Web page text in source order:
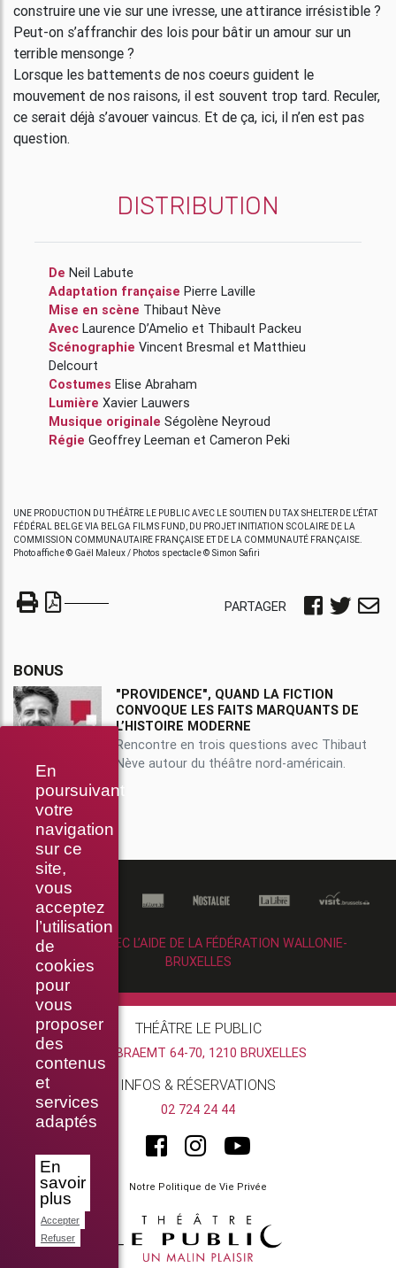
En
poursuivant
votre
navigation
sur ce
site,
vous
acceptez
l’utilisation
de
cookies
pour
vous
proposer
des
contenus
et
services
adaptés
En
savoir
plus
Accepter
Refuser
construire une vie sur une ivresse, une attirance irrésistible ?
Peut-on s’affranchir des lois pour bâtir un amour sur un
terrible mensonge ?
Lorsque les battements de nos coeurs guident le
mouvement de nos raisons, il est souvent trop tard. Reculer,
ce serait déjà s’avouer vaincus. Et de ça, ici, il n’en est pas
question.
DISTRIBUTION
De Neil Labute
Adaptation française Pierre Laville
Mise en scène
Thibaut Nève
Avec
Laurence D’Amelio et Thibault Packeu
Scénographie Vincent Bresmal et Matthieu
Delcourt
Costumes Elise Abraham
Lumière Xavier Lauwers
Musique originale Ségolène Neyroud
Régie Geoffrey Leeman et Cameron Peki
UNE PRODUCTION DU THÉÂTRE LE PUBLIC AVEC LE SOUTIEN DU TAX SHELTER DE L’ÉTAT
FÉDÉRAL BELGE VIA BELGA FILMS FUND, DU PROJET INITIATION SCOLAIRE DE LA
COMMISSION COMMUNAUTAIRE FRANÇAISE ET DE LA COMMUNAUTÉ FRANÇAISE.
Photo affiche © Gaël Maleux / Photos spectacle © Simon Safiri
PARTAGER
BONUS
"PROVIDENCE", QUAND LA FICTION
CONVOQUE LES FAITS MARQUANTS DE
L’HISTOIRE MODERNE
Rencontre en trois questions avec Thibaut
Nève autour du théâtre nord-américain.
RÉALISÉ AVEC L’AIDE DE LA FÉDÉRATION WALLONIE-
BRUXELLES
THÉÂTRE LE PUBLIC
RUE BRAEMT 64-70, 1210 BRUXELLES
INFOS & RÉSERVATIONS
02 724 24 44
Notre Politique de Vie Privée